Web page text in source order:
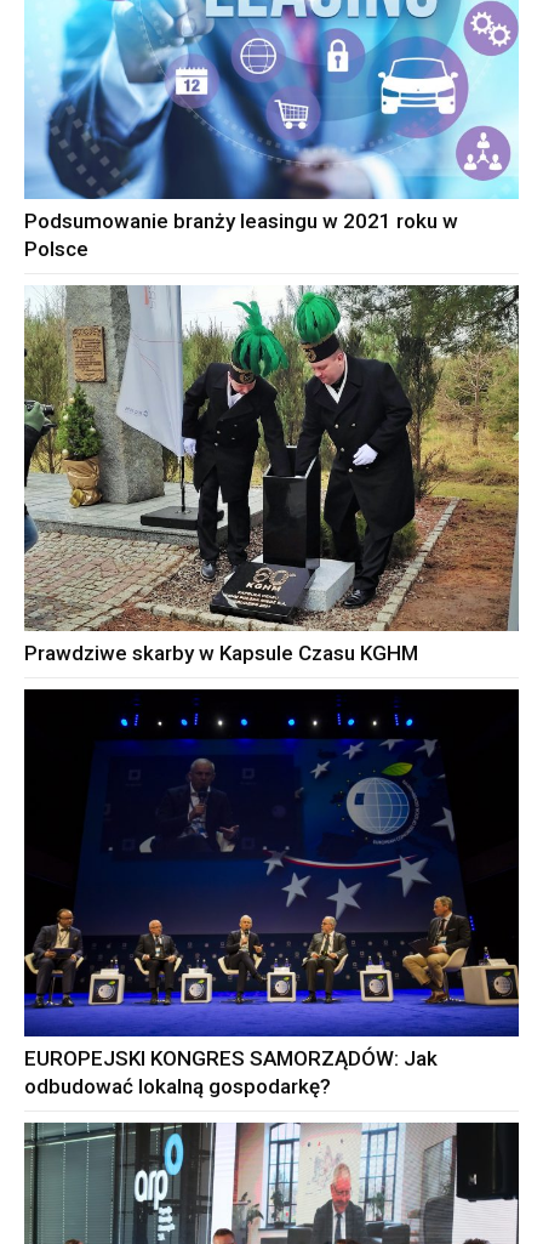
Podsumowanie branży leasingu w 2021 roku w
Polsce
Prawdziwe skarby w Kapsule Czasu KGHM
EUROPEJSKI KONGRES SAMORZĄDÓW: Jak
odbudować lokalną gospodarkę?